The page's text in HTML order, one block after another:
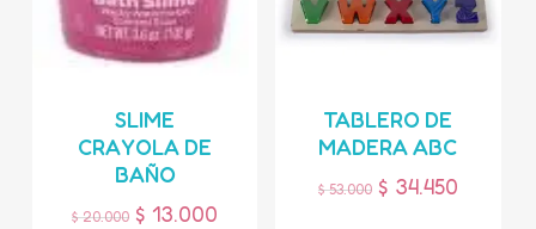
SLIME
CRAYOLA DE
BAÑO
$20.000 $ 13.000
TABLERO DE
MADERA ABC
$53.000 $ 34.450